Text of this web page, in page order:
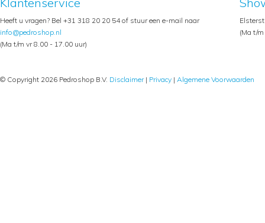
Heeft u vragen? Bel +31 318 20 20 54 of stuur een e-mail naar
info@pedroshop.nl
(Ma t/m vr 8.00 - 17.00 uur)
(Ma t/
© Copyright 2026 Pedroshop B.V. Disclaimer| Privacy | Algemene Voorwaarden